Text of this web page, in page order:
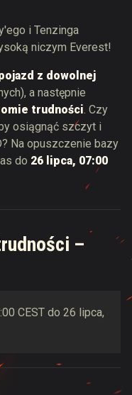
i Tenzinga
niczym Everest!
z dowolnej
a następnie
trudności. Czy
osiągnąć szczyt i
Na opuszczenie bazy
do 26 lipca, 07:00
–
CEST do 26 lipca,